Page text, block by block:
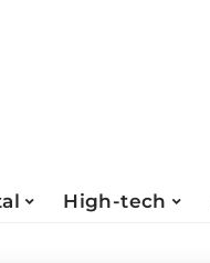
High-tech